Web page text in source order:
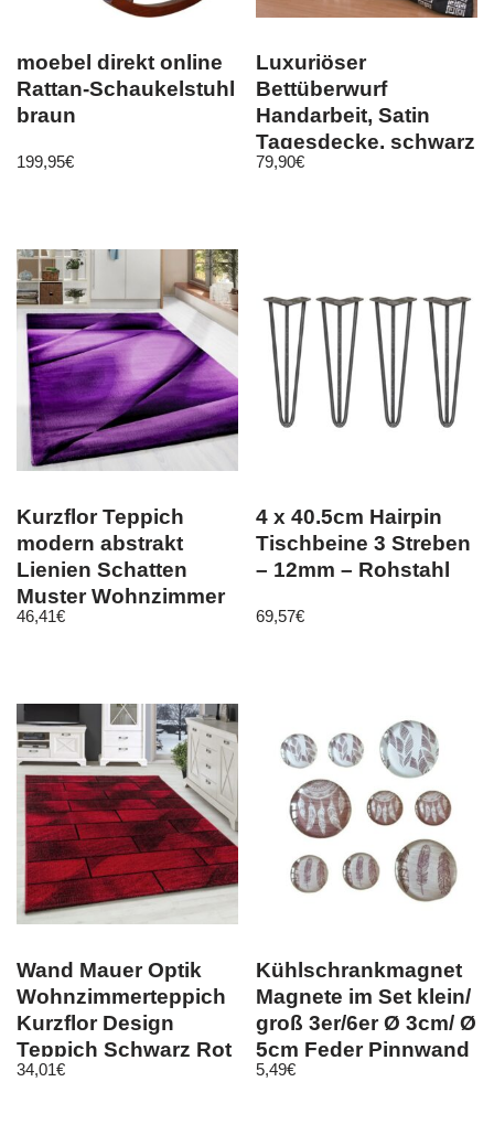
moebel direkt online
Rattan-Schaukelstuhl
braun
199,95€
Luxuriöser
Bettüberwurf
Handarbeit, Satin
Tagesdecke, schwarz
79,90€
Kurzflor Teppich
modern abstrakt
Lienien Schatten
Muster Wohnzimmer
Lila Meliert
46,41€
4 x 40.5cm Hairpin
Tischbeine 3 Streben
– 12mm – Rohstahl
69,57€
Wand Mauer Optik
Wohnzimmerteppich
Kurzflor Design
Teppich Schwarz Rot
Meliert
34,01€
Kühlschrankmagnet
Magnete im Set klein/
groß 3er/6er Ø 3cm/ Ø
5cm Feder Pinnwand
5,49€